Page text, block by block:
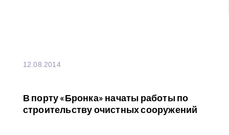
12.08.2014
В порту «Бронка» начаты работы по
строительству очистных сооружений